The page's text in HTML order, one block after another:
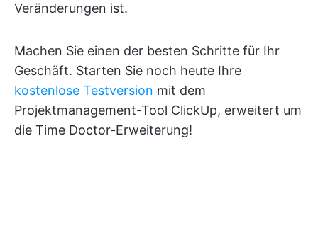
Veränderungen ist.
Machen Sie einen der besten Schritte für Ihr
Geschäft. Starten Sie noch heute Ihre
kostenlose Testversion mit dem
Projektmanagement-Tool ClickUp, erweitert um
die Time Doctor-Erweiterung!